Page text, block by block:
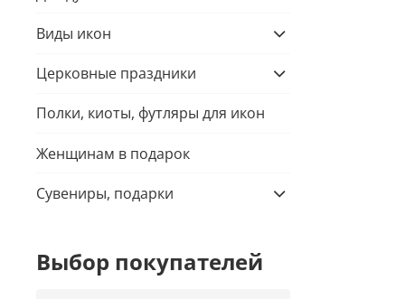
Виды икон
Церковные праздники
Полки, киоты, футляры для икон
Женщинам в подарок
Сувениры, подарки
Выбор покупателей